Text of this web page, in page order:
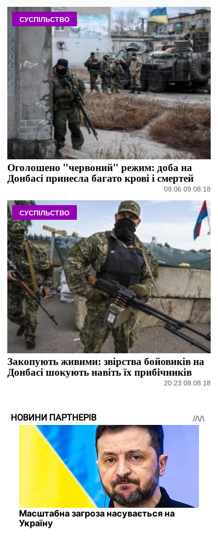
СУСПІЛЬСТВО
Оголошено "червоний" режим: доба на
Донбасі принесла багато крові і смертей
09:06 09.08.18
СУСПІЛЬСТВО
Закопують живими: звірства бойовиків на
Донбасі шокують навіть їх прибічників
20:23 08.08.18
НОВИНИ ПАРТНЕРІВ
Масштабна загроза насувається на
Україну